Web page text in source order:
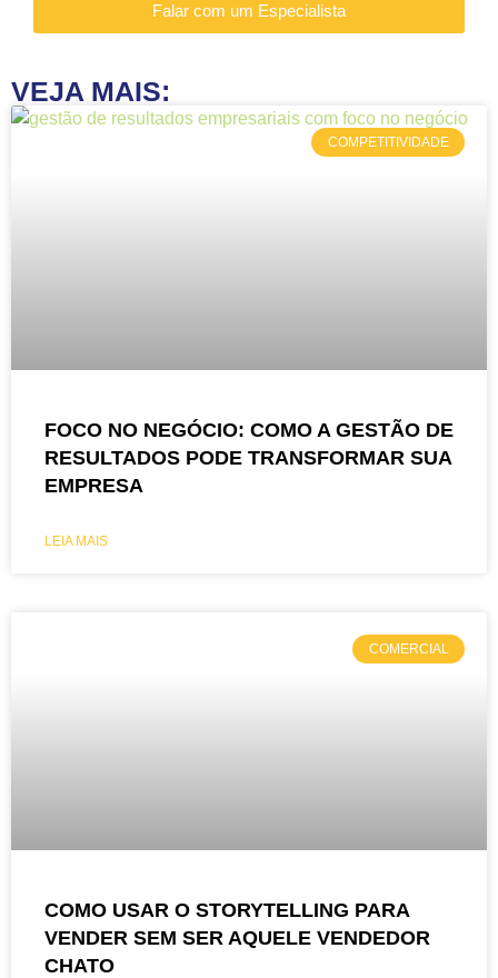
Falar com um Especialista
VEJA MAIS:
COMPETITIVIDADE
FOCO NO NEGÓCIO: COMO A GESTÃO DE
RESULTADOS PODE TRANSFORMAR SUA
EMPRESA
LEIA MAIS
COMERCIAL
COMO USAR O STORYTELLING PARA
VENDER SEM SER AQUELE VENDEDOR
CHATO